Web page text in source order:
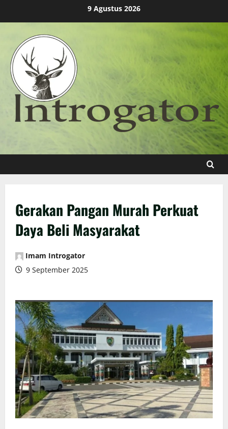
9 Agustus 2026
Gerakan Pangan Murah Perkuat
Daya Beli Masyarakat
Imam Introgator
9 September 2025